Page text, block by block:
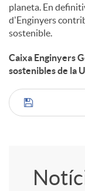
planeta. En
d'Enginyers
sostenible.
Caixa Enginyers
sostenibles de la
C